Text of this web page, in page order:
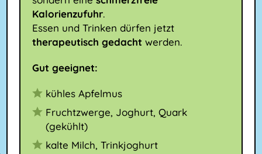
Kalorienzufuhr.
Essen und Trinken dürfen jetzt
therapeutisch gedacht werden.
Gut geeignet:
kühles Apfelmus
Fruchtzwerge, Joghurt, Quark
(gekühlt)
kalte Milch, Trinkjoghurt